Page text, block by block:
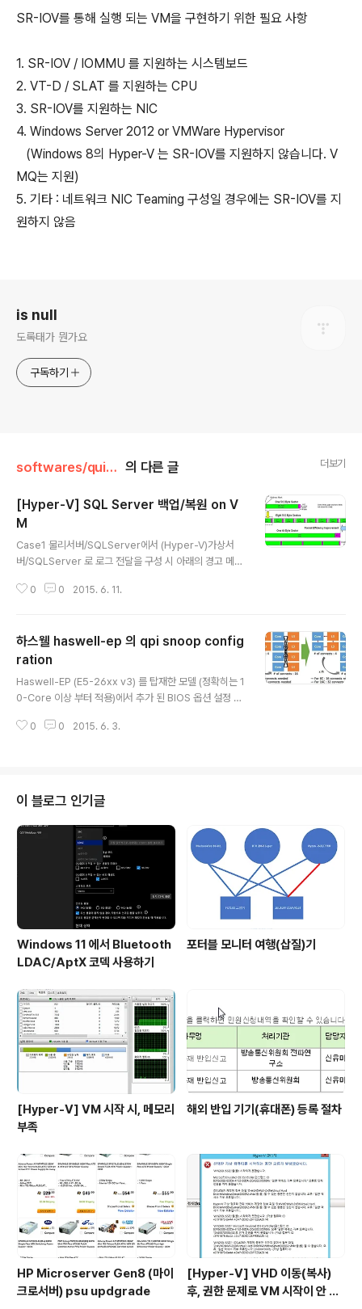
SR-IOV를 통해 실행 되는 VM을 구현하기 위한 필요 사항
1. SR-IOV / IOMMU 를 지원하는 시스템보드
2. VT-D / SLAT 를 지원하는 CPU
3. SR-IOV를 지원하는 NIC
4. Windows Server 2012 or VMWare Hypervisor
(Windows 8의 Hyper-V 는 SR-IOV를 지원하지 않습니다. V
MQ는 지원)
5. 기타 : 네트워크 NIC Teaming 구성일 경우에는 SR-IOV를 지
원하지 않음
is null
도록태가 뭔가요
구독하기
softwares/quick reference 의 다른 글 더보기
[Hyper-V] SQL Server 백업/복원 on V
M
Case1 물리서버/SQLServer에서 (Hyper-V)가상서
버/SQLServer 로 로그 전달을 구성 시 아래의 경고 메시
TABASE_DBN is being rewritten to match the ne
df will be written Case2 물리서버/SQLServer에서
백업된 풀백업/트랜잭션 백업 데이터를 (Hyper-V)가상서
버/SQLServer 에서 복원 시 (restore database) 메
시지 9004 로 오류가 발생한다. 이와 같은 문제가 발생하
0 0 2015. 6. 11.
하스웰 haswell-ep 의 qpi snoop config
ration
Haswell-EP (E5-26xx v3) 를 탑재한 모델 (정확히는 1
0-Core 이상 부터 적용)에서 추가 된 BIOS 옵션 설정 요
plication 에서는 QPI Snoop 을 Cluster On Die로 설
모리가 전체 메모리의 1/4을 초과 하는 경우에는 기본 설정
(Home Snoop)을 유지 (ex> vNUMA 를 지원하지 않
는 Legacy Linux VM 등등) 3. NUMA 를 인식하지 않는
Application에서는 (non-awa..
0 0 2015. 6. 3.
이 블로그 인기글
Windows 11 에서 Bluetooth
LDAC/AptX 코덱 사용하기
포터블 모니터 여행(삽질)기
[Hyper-V] VM 시작 시, 메모리
부족
해외 반입 기기(휴대폰) 등록 절차
HP Microserver Gen8 (마이
크로서버) psu updgrade
[Hyper-V] VHD 이동(복사)
후, 권한 문제로 VM 시작이 안 될